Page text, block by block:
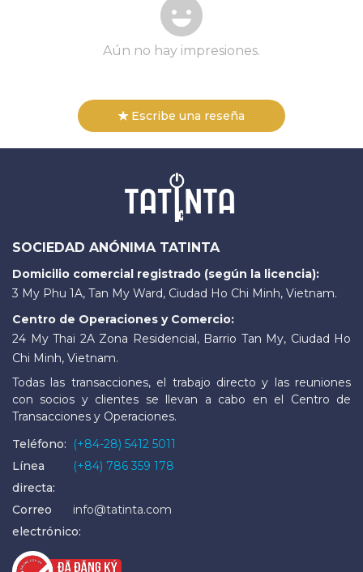
Aún no hay impresiones.
Escribe una reseña
SOCIEDAD ANÓNIMA TATINTA
Domicilio comercial registrado (según la licencia):
3 My Phu 1A, Tan My Ward, Ciudad Ho Chi Minh, Vietnam.
Centro de Operaciones y Comercio:
24 My Thai 2A Zona Residencial, Barrio Tan My, Ciudad Ho
Chi Minh, Vietnam.
Todas las transacciones, el trabajo directo y las reuniones
con socios y clientes se llevan a cabo en el Centro de
Transacciones y Operaciones.
Teléfono:
(+84-28) 5412 5011
Línea
directa:
(+84) 786 359 178
Correo
electrónico:
info@tatinta.com